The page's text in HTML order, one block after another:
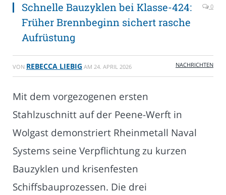
Schnelle Bauzyklen bei Klasse-424:
Früher Brennbeginn sichert rasche
Aufrüstung
0
VON REBECCA LIEBIG AM 24. APRIL 2026 NACHRICHTEN
Mit dem vorgezogenen ersten
Stahlzuschnitt auf der Peene-Werft in
Wolgast demonstriert Rheinmetall Naval
Systems seine Verpflichtung zu kurzen
Bauzyklen und krisenfesten
Schiffsbauprozessen. Die drei